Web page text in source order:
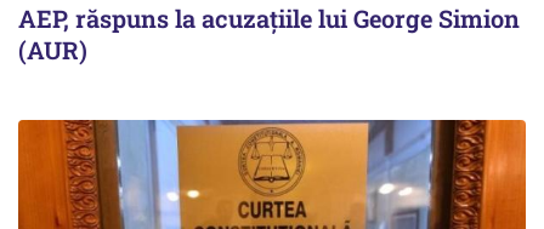
AEP, răspuns la acuzațiile lui George Simion
(AUR)